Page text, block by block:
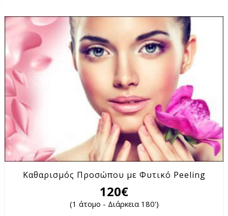
Καθαρισμός Προσώπου με Φυτικό Peeling
120€
(1 άτομο - Διάρκεια 180')